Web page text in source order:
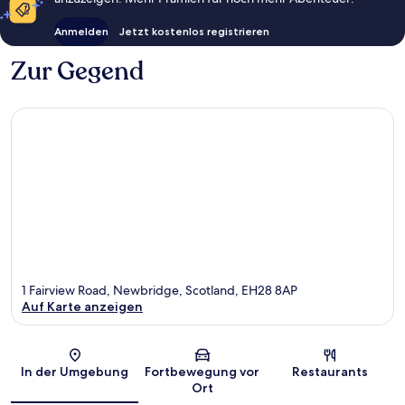
Anmelden Jetzt kostenlos registrieren
Zur Gegend
Karte
1 Fairview Road, Newbridge, Scotland, EH28 8AP
Auf Karte anzeigen
In der Umgebung
Fortbewegung vor
Ort
Restaurants